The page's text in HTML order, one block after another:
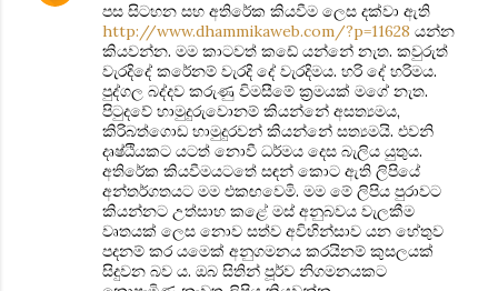
පස සිටහන සහ අතිරේක කියවීම ලෙස දක්වා ඇති
http://www.dhammikaweb.com/?p=11628 යන්න
කියවන්න. මම කාටවත් කඩේ යන්නේ නැත. කවුරුත්
වැරදිදේ කරේනම් වැරදි දේ වැරදිමය. හරි දේ හරිමය.
පුද්ගල බද්දව කරුණු විමසීමේ ක්‍රමයක් මගේ නැත.
පිටුදවේ හාමුදුරුවොනම් කියන්නේ අසත්‍යමය,
කිරිබත්ගොඩ හාමුදුරවන් කියන්නේ සත්‍යමයි. එවනි
දෘෂ්ඨියකට යටත් නොවී ධර්මය දෙස බැලිය යුතුය.
අතිරේක කියවීමයටතේ සඳන් කොට ඇති ලිපියේ
අන්තර්ගතයට මම එකඟවෙමි. මම මේ ලිපිය පුරාවට
කියන්නට උත්සාහ කළේ මස් අනුබවය වැලකීම
වෘතයක් ලෙස නොව සත්ව අවිහින්සාව යන හේතුව
පදනම් කර යමෙක් අනුගමනය කරයිනම් කුසලයක්
සිදුවන බව ය. ඔබ සිතින් පූර්ව නිගමනයකට